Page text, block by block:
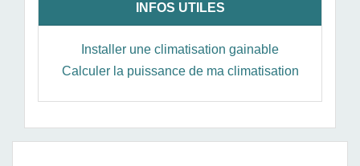
INFOS UTILES
Installer une climatisation gainable
Calculer la puissance de ma climatisation